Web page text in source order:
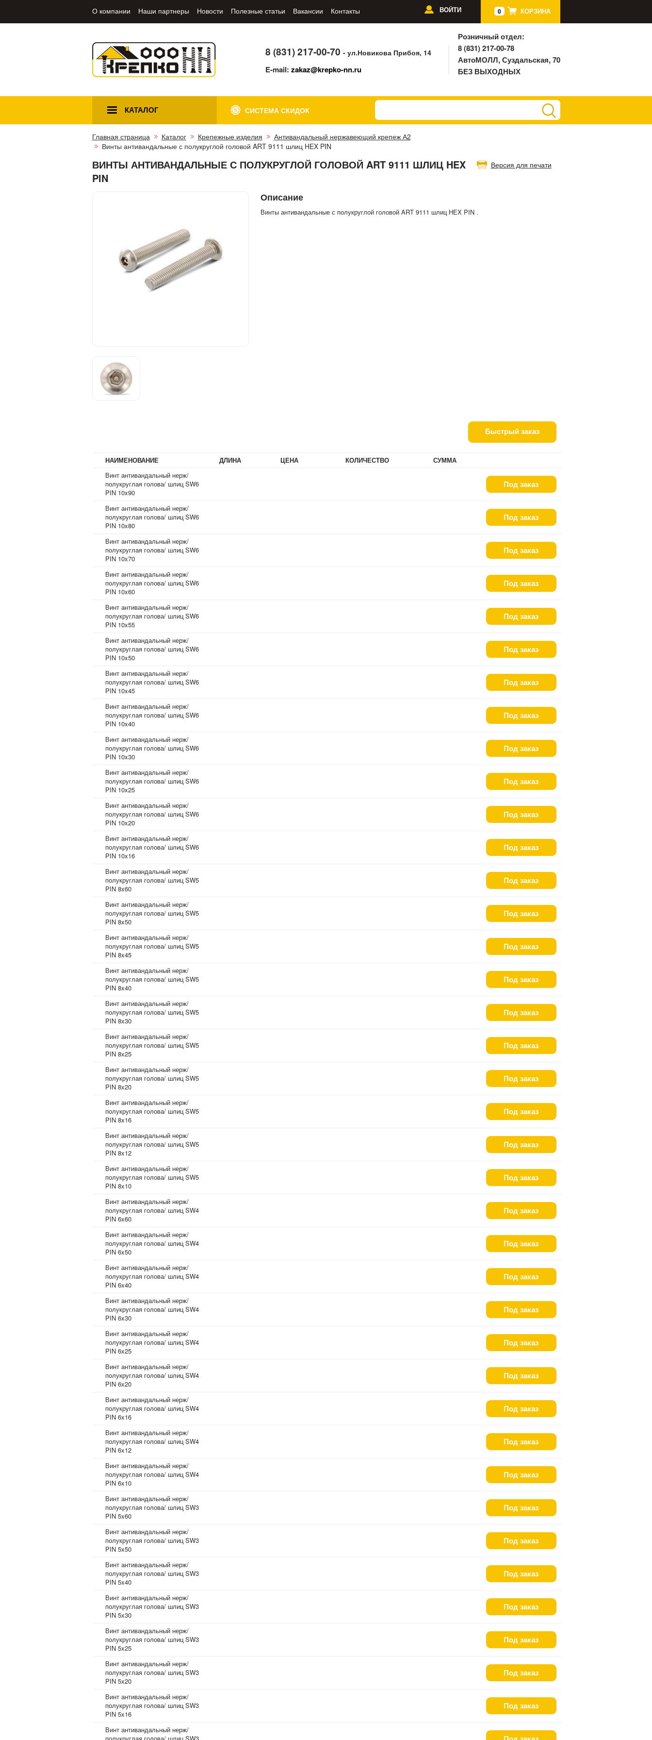
О компании Наши партнеры Новости Полезные статьи Вакансии Контакты 0 КОРЗИНА
ВОЙТИ
8 (831) 217-00-70- ул.Новикова Прибоя, 14
E-mail:zakaz@krepko-nn.ru
Розничный отдел:
8 (831) 217-00-78
АвтоМОЛЛ, Суздальская, 70
БЕЗ ВЫХОДНЫХ
КАТАЛОГ СИСТЕМА СКИДОК
Главная страница Каталог Крепежные изделия
Антивандальный нержавеющий крепеж А2
Винты антивандальные с полукруглой головой ART 9111 шлиц HEX PIN
Версия для печати
ВИНТЫ АНТИВАНДАЛЬНЫЕ С ПОЛУКРУГЛОЙ ГОЛОВОЙ ART 9111 ШЛИЦ HEX
PIN
Описание
Винты антивандальные с полукруглой головой ART 9111 шлиц HEX PIN .
Быстрый заказ
НАИМЕНОВАНИЕ ДЛИНА ЦЕНА КОЛИЧЕСТВО
СУММА
Винт антивандальный нерж/
полукруглая голова/ шлиц SW6
PIN 10x90
Под заказ
Винт антивандальный нерж/
полукруглая голова/ шлиц SW6
PIN 10x80
Под заказ
Винт антивандальный нерж/
полукруглая голова/ шлиц SW6
PIN 10x70
Под заказ
Винт антивандальный нерж/
полукруглая голова/ шлиц SW6
PIN 10x60
Под заказ
Винт антивандальный нерж/
полукруглая голова/ шлиц SW6
PIN 10x55
Под заказ
Винт антивандальный нерж/
полукруглая голова/ шлиц SW6
PIN 10x50
Под заказ
Винт антивандальный нерж/
полукруглая голова/ шлиц SW6
PIN 10x45
Под заказ
Винт антивандальный нерж/
полукруглая голова/ шлиц SW6
PIN 10x40
Под заказ
Винт антивандальный нерж/
полукруглая голова/ шлиц SW6
PIN 10x30
Под заказ
Винт антивандальный нерж/
полукруглая голова/ шлиц SW6
PIN 10x25
Под заказ
Винт антивандальный нерж/
полукруглая голова/ шлиц SW6
PIN 10x20
Под заказ
Винт антивандальный нерж/
полукруглая голова/ шлиц SW6
PIN 10x16
Под заказ
Винт антивандальный нерж/
полукруглая голова/ шлиц SW5
PIN 8x60
Под заказ
Винт антивандальный нерж/
полукруглая голова/ шлиц SW5
PIN 8x50
Под заказ
Винт антивандальный нерж/
полукруглая голова/ шлиц SW5
PIN 8x45
Под заказ
Винт антивандальный нерж/
полукруглая голова/ шлиц SW5
PIN 8x40
Под заказ
Винт антивандальный нерж/
полукруглая голова/ шлиц SW5
PIN 8x30
Под заказ
Винт антивандальный нерж/
полукруглая голова/ шлиц SW5
PIN 8x25
Под заказ
Винт антивандальный нерж/
полукруглая голова/ шлиц SW5
PIN 8x20
Под заказ
Винт антивандальный нерж/
полукруглая голова/ шлиц SW5
PIN 8x16
Под заказ
Винт антивандальный нерж/
полукруглая голова/ шлиц SW5
PIN 8x12
Под заказ
Винт антивандальный нерж/
полукруглая голова/ шлиц SW5
PIN 8x10
Под заказ
Винт антивандальный нерж/
полукруглая голова/ шлиц SW4
PIN 6x60
Под заказ
Винт антивандальный нерж/
полукруглая голова/ шлиц SW4
PIN 6x50
Под заказ
Винт антивандальный нерж/
полукруглая голова/ шлиц SW4
PIN 6x40
Под заказ
Винт антивандальный нерж/
полукруглая голова/ шлиц SW4
PIN 6x30
Под заказ
Винт антивандальный нерж/
полукруглая голова/ шлиц SW4
PIN 6x25
Под заказ
Винт антивандальный нерж/
полукруглая голова/ шлиц SW4
PIN 6x20
Под заказ
Винт антивандальный нерж/
полукруглая голова/ шлиц SW4
PIN 6x16
Под заказ
Винт антивандальный нерж/
полукруглая голова/ шлиц SW4
PIN 6x12
Под заказ
Винт антивандальный нерж/
полукруглая голова/ шлиц SW4
PIN 6x10
Под заказ
Винт антивандальный нерж/
полукруглая голова/ шлиц SW3
PIN 5x60
Под заказ
Винт антивандальный нерж/
полукруглая голова/ шлиц SW3
PIN 5x50
Под заказ
Винт антивандальный нерж/
полукруглая голова/ шлиц SW3
PIN 5x40
Под заказ
Винт антивандальный нерж/
полукруглая голова/ шлиц SW3
PIN 5x30
Под заказ
Винт антивандальный нерж/
полукруглая голова/ шлиц SW3
PIN 5x25
Под заказ
Винт антивандальный нерж/
полукруглая голова/ шлиц SW3
PIN 5x20
Под заказ
Винт антивандальный нерж/
полукруглая голова/ шлиц SW3
PIN 5x16
Под заказ
Винт антивандальный нерж/